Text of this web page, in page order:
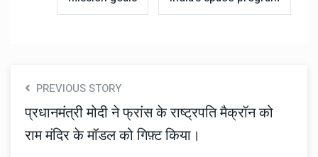
PREVIOUS STORY
प्रधानमंत्री मोदी ने फ्रांस के राष्ट्रपति मैक्रॉन को
राम मंदिर के मॉडल को गिफ़्ट किया।